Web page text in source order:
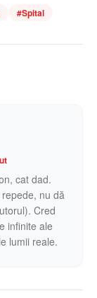
#Spital
cat dad.
nu dă
Cred
infinite ale
lumii reale.